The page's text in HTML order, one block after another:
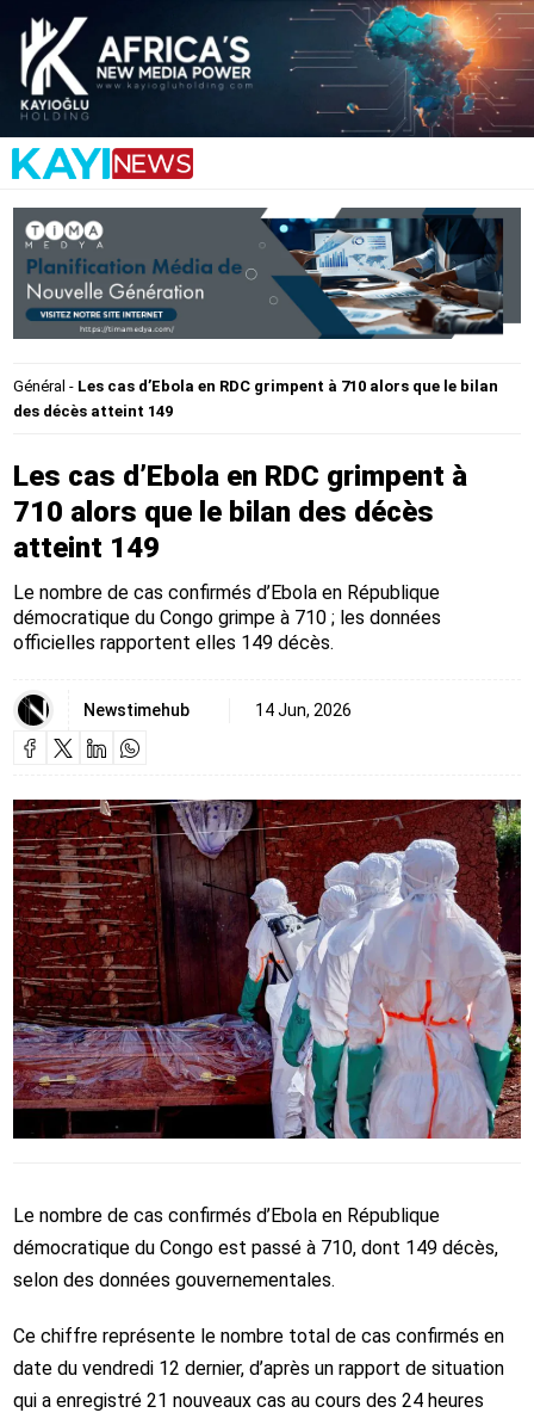
Général - Les cas d’Ebola en RDC grimpent à 710 alors que le bilan
des décès atteint 149
Les cas d’Ebola en RDC grimpent à
710 alors que le bilan des décès
atteint 149
Le nombre de cas confirmés d’Ebola en République
démocratique du Congo grimpe à 710 ; les données
officielles rapportent elles 149 décès.
Newstimehub 14 Jun, 2026
Le nombre de cas confirmés d’Ebola en République
démocratique du Congo est passé à 710, dont 149 décès,
selon des données gouvernementales.
Ce chiffre représente le nombre total de cas confirmés en
date du vendredi 12 dernier, d’après un rapport de situation
qui a enregistré 21 nouveaux cas au cours des 24 heures